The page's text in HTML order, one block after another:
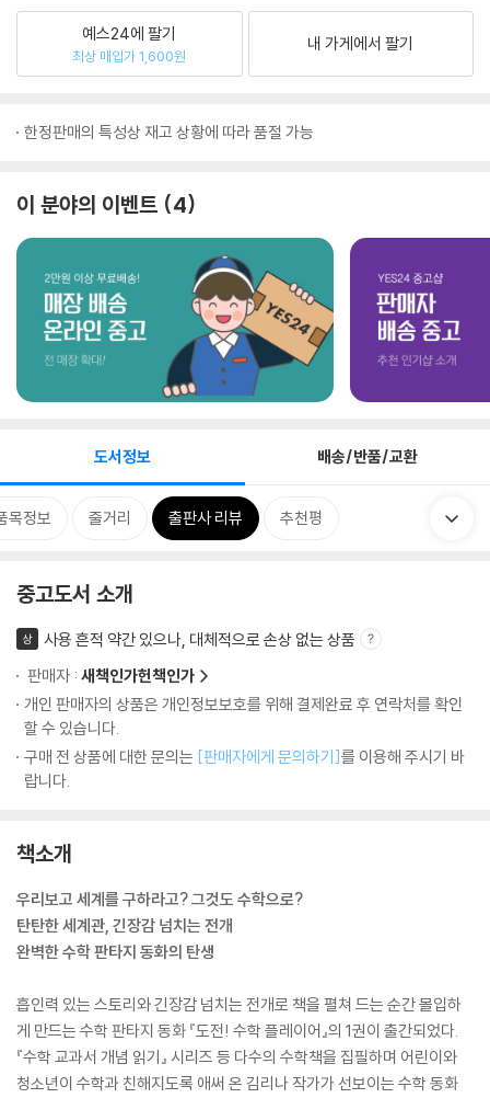
예스24에 팔기
최상 매입가 1,600원
내 가게에서 팔기
한정판매의 특성상 재고 상황에 따라 품절 가능
이 분야의 이벤트 4
도서정보 배송/반품/교환
목정보 줄거리 출판사 리뷰 추천평
중고도서 소개
상
사용 흔적 약간 있으나, 대체적으로 손상 없는 상품
판매자 : 새책인가헌책인가
개인 판매자의 상품은 개인정보보호를 위해 결제완료 후 연락처를 확인
할 수 있습니다.
구매 전 상품에 대한 문의는 [판매자에게 문의하기]를 이용해 주시기 바
랍니다.
책소개
우리보고 세계를 구하라고? 그것도 수학으로?
탄탄한 세계관, 긴장감 넘치는 전개
완벽한 수학 판타지 동화의 탄생
흡인력 있는 스토리와 긴장감 넘치는 전개로 책을 펼쳐 드는 순간 몰입하
게 만드는 수학 판타지 동화 『도전! 수학 플레이어』의 1권이 출간되었다.
『수학 교과서 개념 읽기』 시리즈 등 다수의 수학책을 집필하며 어린이와
청소년이 수학과 친해지도록 애써 온 김리나 작가가 선보이는 수학 동화